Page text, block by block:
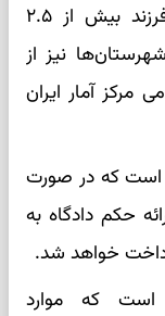
باروری شهرستان محل زادگاه پدر یا فرزند بیش از ۲.۵
نیز از
مرکز آمار ایران
است که در صورت
حکم دادگاه به
خواهد شد.
است که موارد